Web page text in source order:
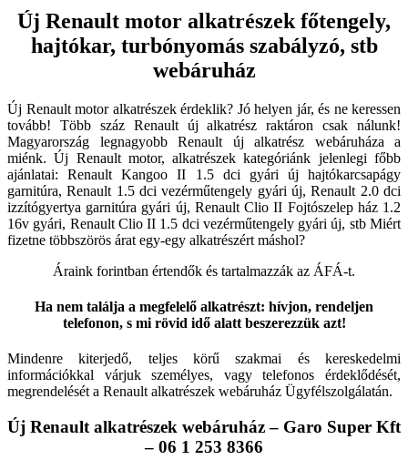
Új Renault motor alkatrészek főtengely,
hajtókar, turbónyomás szabályzó, stb
webáruház
Új Renault motor alkatrészek érdeklik? Jó helyen jár, és ne keressen
tovább! Több száz Renault új alkatrész raktáron csak nálunk!
Magyarország legnagyobb Renault új alkatrész webáruháza a
miénk. Új Renault motor, alkatrészek kategóriánk jelenlegi főbb
ajánlatai: Renault Kangoo II 1.5 dci gyári új hajtókarcsapágy
garnitúra, Renault 1.5 dci vezérműtengely gyári új, Renault 2.0 dci
izzítógyertya garnitúra gyári új, Renault Clio II Fojtószelep ház 1.2
16v gyári, Renault Clio II 1.5 dci vezérműtengely gyári új, stb Miért
fizetne többszörös árat egy-egy alkatrészért máshol?
Áraink forintban értendők és tartalmazzák az ÁFÁ-t.
Ha nem találja a megfelelő alkatrészt: hívjon, rendeljen
telefonon, s mi rövid idő alatt beszerezzük azt!
Mindenre kiterjedő, teljes körű szakmai és kereskedelmi
információkkal várjuk személyes, vagy telefonos érdeklődését,
megrendelését a Renault alkatrészek webáruház Ügyfélszolgálatán.
Új Renault alkatrészek webáruház – Garo Super Kft
– 06 1 253 8366